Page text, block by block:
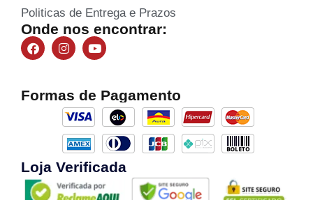
Politicas de Entrega e Prazos
Onde nos encontrar:
Formas de Pagamento
Loja Verificada